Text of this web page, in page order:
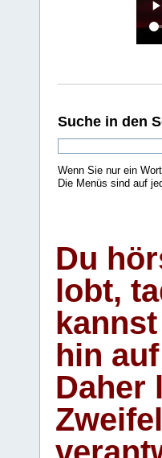
Suche in den
Wenn Sie nur ein
Die Menüs sind auf
Du
lobt,
hin
Daher